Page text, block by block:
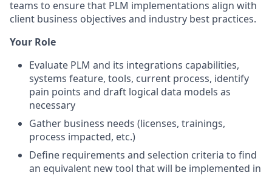
teams to ensure that PLM implementations align with
client business objectives and industry best practices.
Your Role
Evaluate PLM and its integrations capabilities,
systems feature, tools, current process, identify
pain points and draft logical data models as
necessary
Gather business needs (licenses, trainings,
process impacted, etc.)
Define requirements and selection criteria to find
an equivalent new tool that will be implemented in